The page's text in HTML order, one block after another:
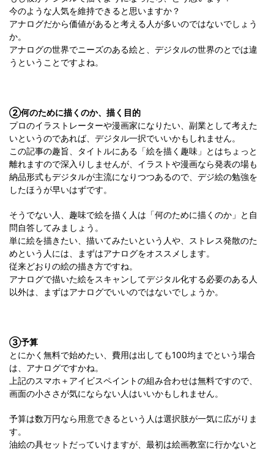
今のような人気を維持できると思いますか？
アナログだから価値があると考える人が多いのではないでしょう
か。
アナログの世界でニーズのある絵と、デジタルの世界のとでは違
うということですよね。
②何のために描くのか、描く目的
プロのイラストレーターや漫画家になりたい、副業として考えた
いというのであれば、デジタル一択でいいかもしれません。
この記事の趣旨、タイトルにある「絵を描く趣味」とはちょっと
離れますので深入りしませんが、イラストや漫画なら発表の場も
納品形式もデジタルが主流になりつつあるので、デジ絵の勉強を
したほうが早いはずです。
そうでない人、趣味で絵を描く人は「何のために描くのか」と自
問自答してみましょう。
単に絵を描きたい、描いてみたいという人や、ストレス発散のた
めという人には、まずはアナログをオススメします。
従来どおりの絵の描き方ですね。
アナログで描いた絵をスキャンしてデジタル化する必要のある人
以外は、まずはアナログでいいのではないでしょうか。
③予算
とにかく無料で始めたい、費用は出しても100均までという場合
は、アナログですかね。
上記のスマホ＋アイビスペイントの組み合わせは無料ですので、
画面の小ささが気にならない人はいいかもしれません。
予算は数万円なら用意できるという人は選択肢が一気に広がりま
す。
油絵の具セットだっていけますが、最初は絵画教室に行かないと